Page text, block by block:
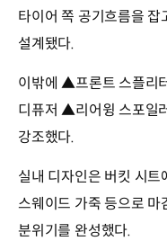
타이어 쪽 공기흐름을
설계됐다.
이밖에 ▲프론트 스플
디퓨저 ▲리어윙 스포일
강조했다.
실내 디자인은 버킷 시
스웨이드 가죽 등으로
분위기를 완성했다.